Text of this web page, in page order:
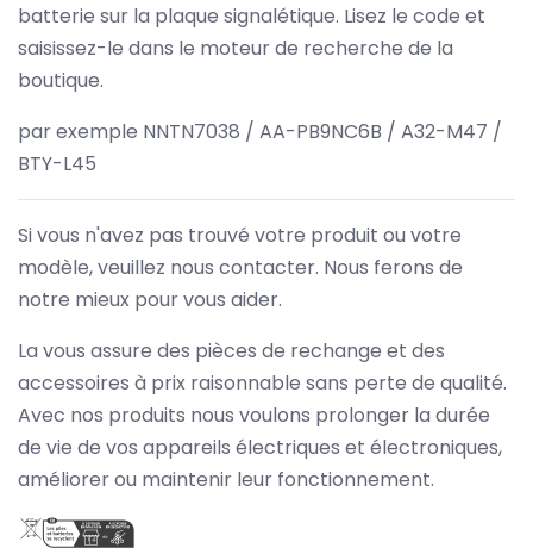
batterie sur la plaque signalétique. Lisez le code et
saisissez-le dans le moteur de recherche de la
boutique.
par exemple NNTN7038 / AA-PB9NC6B / A32-M47 /
BTY-L45
Si vous n'avez pas trouvé votre produit ou votre
modèle, veuillez nous contacter. Nous ferons de
notre mieux pour vous aider.
La vous assure des pièces de rechange et des
accessoires à prix raisonnable sans perte de qualité.
Avec nos produits nous voulons prolonger la durée
de vie de vos appareils électriques et électroniques,
améliorer ou maintenir leur fonctionnement.